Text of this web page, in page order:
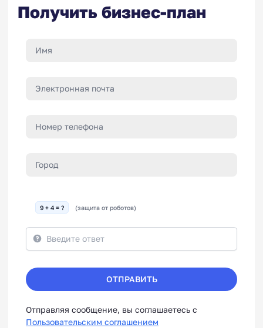
Получить бизнес-план
9 + 4 = ? (защита от роботов)
ОТПРАВИТЬ
Отправляя сообщение, вы соглашаетесь с
Пользовательским соглашением